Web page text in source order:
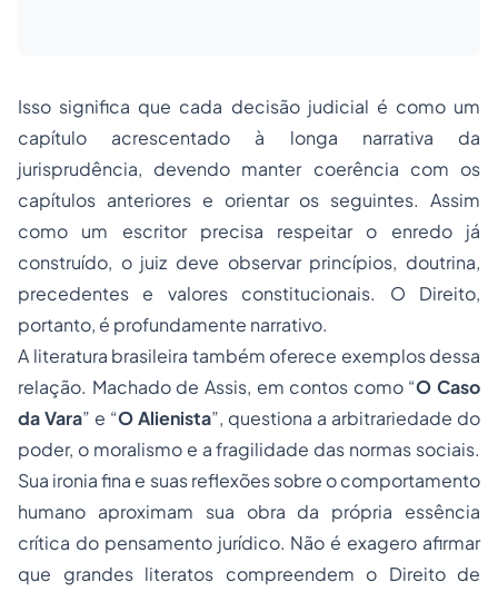
Isso significa que cada decisão judicial é como um
capítulo acrescentado à longa narrativa da
jurisprudência, devendo manter coerência com os
capítulos anteriores e orientar os seguintes. Assim
como um escritor precisa respeitar o enredo já
construído, o juiz deve observar princípios, doutrina,
precedentes e valores constitucionais. O Direito,
portanto, é profundamente narrativo.
A literatura brasileira também oferece exemplos dessa
relação. Machado de Assis, em contos como “O Caso
da Vara” e “O Alienista”, questiona a arbitrariedade do
poder, o moralismo e a fragilidade das normas sociais.
Sua ironia fina e suas reflexões sobre o comportamento
humano aproximam sua obra da própria essência
crítica do pensamento jurídico. Não é exagero afirmar
que grandes literatos compreendem o Direito de